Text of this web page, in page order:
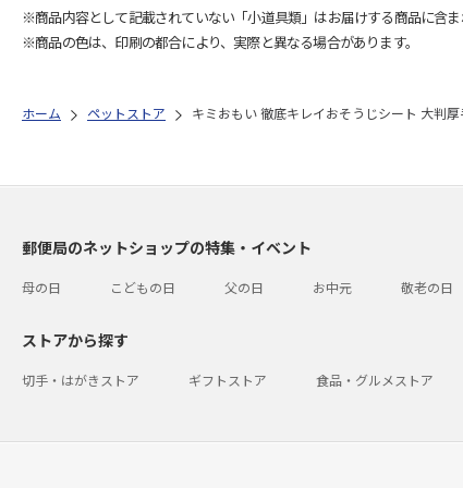
※商品内容として記載されていない「小道具類」はお届けする商品に含ま
※商品の色は、印刷の都合により、実際と異なる場合があります。
ホーム ペットストア キミおもい 徹底キレイおそうじシート 大判
郵便局のネットショップの特集・イベント
母の日 こどもの日 父の日 お中元 敬老の日
ストアから探す
切手・はがきストア ギフトストア 食品・グルメストア